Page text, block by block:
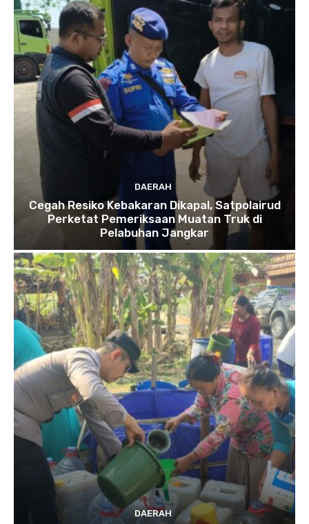
DAERAH
Cegah Resiko Kebakaran Dikapal, Satpolairud
Perketat Pemeriksaan Muatan Truk di
Pelabuhan Jangkar
DAERAH